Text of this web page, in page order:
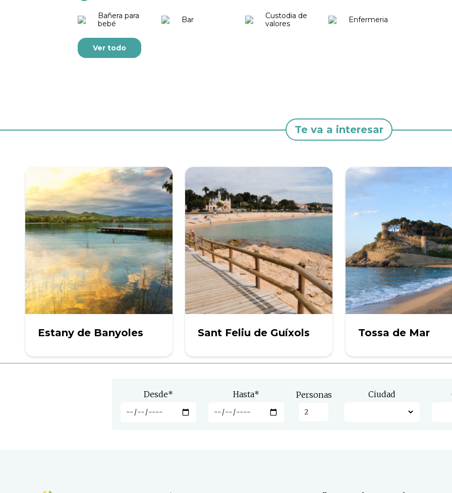
Bañera para
bebé
Bar
Custodia de
valores
Enfermeria
Ver todo
Te va a interesar
Estany de Banyoles Sant Feliu de Guíxols Tossa de Mar
Desde* Hasta* Personas Ciudad